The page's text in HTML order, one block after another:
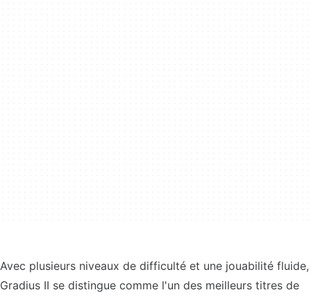
Avec plusieurs niveaux de difficulté et une jouabilité fluide,
Gradius II se distingue comme l'un des meilleurs titres de